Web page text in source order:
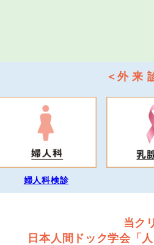
＜外 来
婦人科検診
当ク
日本人間ドック学会「